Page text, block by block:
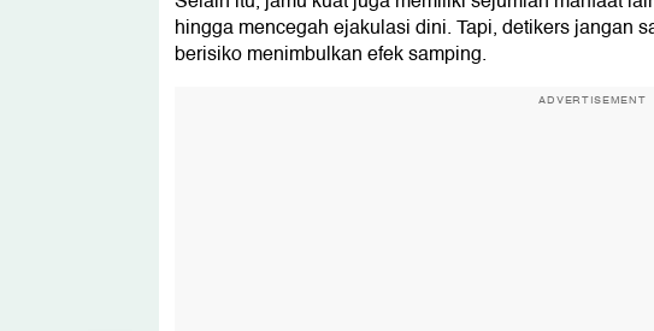
8. Fenugreek
9. Horny Goat Weed
hingga mencegah ejakulasi dini. Tapi, detikers jangan
berisiko menimbulkan efek samping.
ADVERTISEMENT